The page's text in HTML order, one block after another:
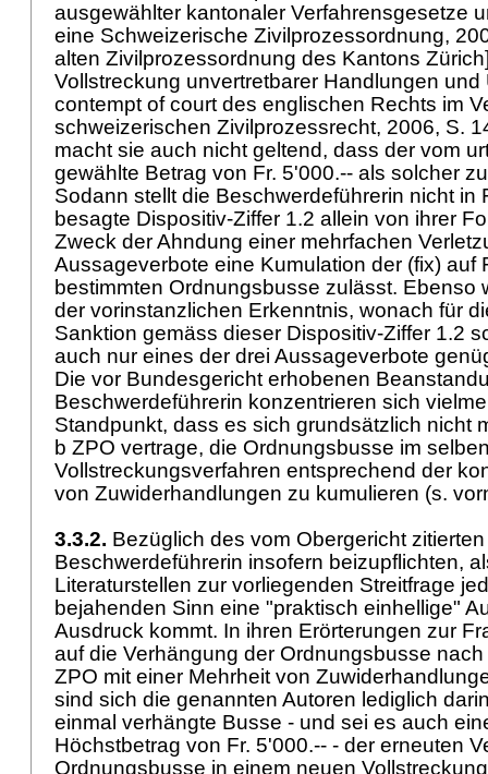
ausgewählter kantonaler Verfahrensgesetze
eine Schweizerische Zivilprozessordnung,
alten Zivilprozessordnung des Kantons
Vollstreckung unvertretbarer Handlungen
contempt of court des englischen Rechts im
schweizerischen Zivilprozessrecht, 2006, S.
macht sie auch nicht geltend, dass der vom
gewählte Betrag von Fr. 5'000.-- als solcher
Sodann stellt die Beschwerdeführerin nicht in
besagte Dispositiv-Ziffer 1.2 allein von ihrer
Zweck der Ahndung einer mehrfachen
Aussageverbote eine Kumulation der (fix) auf
bestimmten Ordnungsbusse zulässt. Ebenso
der vorinstanzlichen Erkenntnis, wonach für
Sanktion gemäss dieser Dispositiv-Ziffer 1.2
auch nur eines der drei Aussageverbote
Die vor Bundesgericht erhobenen
Beschwerdeführerin konzentrieren sich
Standpunkt, dass es sich grundsätzlich nicht
b ZPO vertrage, die Ordnungsbusse im
Vollstreckungsverfahren entsprechend der
von Zuwiderhandlungen zu kumulieren (s.
3.3.2. Bezüglich des vom Obergericht
Beschwerdeführerin insofern beizupflichten,
Literaturstellen zur vorliegenden Streitfrage
bejahenden Sinn eine "praktisch einhellige"
Ausdruck kommt. In ihren Erörterungen zur
auf die Verhängung der Ordnungsbusse
ZPO mit einer Mehrheit von
sind sich die genannten Autoren lediglich
einmal verhängte Busse - und sei es auch
Höchstbetrag von Fr. 5'000.-- - der erneuten
Ordnungsbusse in einem neuen